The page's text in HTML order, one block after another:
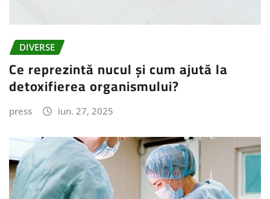
DIVERSE
Ce reprezintă nucul și cum ajută la
detoxifierea organismului?
press iun. 27, 2025